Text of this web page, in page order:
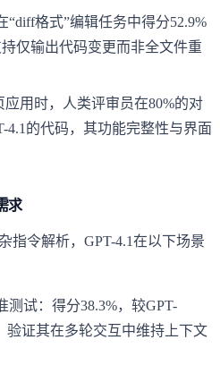
“diff格式”编辑任务中得分52.9%
持仅输出代码变更而非全文件重
用时，人类评审员在80%的对
4.1的代码，其功能完整性与界面
求
指令解析，GPT-4.1在以下场景
测试：得分38.3%，较GPT-
验证其在多轮交互中维持上下文